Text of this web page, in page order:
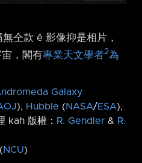
無仝款 ê 影像抑是相片，
，閣有專業天文學者2為
Galaxy
), Hubble (NASA/ESA),
kah 版權： R. Gendler & R.
(NCU)